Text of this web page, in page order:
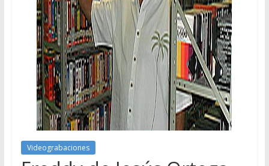
Videograbaciones